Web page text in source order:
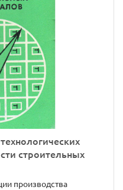
строительных
производства